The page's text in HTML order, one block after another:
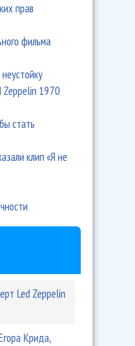
прав
фильма
Zeppelin 1970
стать
клип «Я не
Led Zeppelin
Крида,